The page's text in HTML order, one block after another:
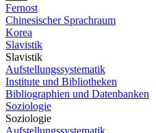
Fernost
Chinesischer Sprachraum
Korea
Slavistik
Slavistik
Aufstellungssystematik
Institute und Bibliotheken
Bibliographien und Datenbanken
Soziologie
Soziologie
Aufstellungssystematik